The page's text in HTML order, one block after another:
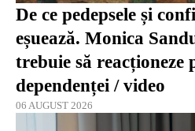
De ce pedepsele și
eșuează. Monica
trebuie să
dependenței / video
06 AUGUST 2026